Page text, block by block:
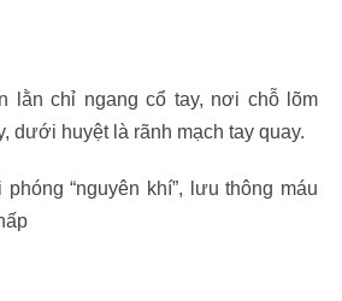
lằn chỉ ngang cổ tay, nơi chỗ lõm
dưới huyệt là rãnh mạch tay quay.
phóng “nguyên khí”, lưu thông máu